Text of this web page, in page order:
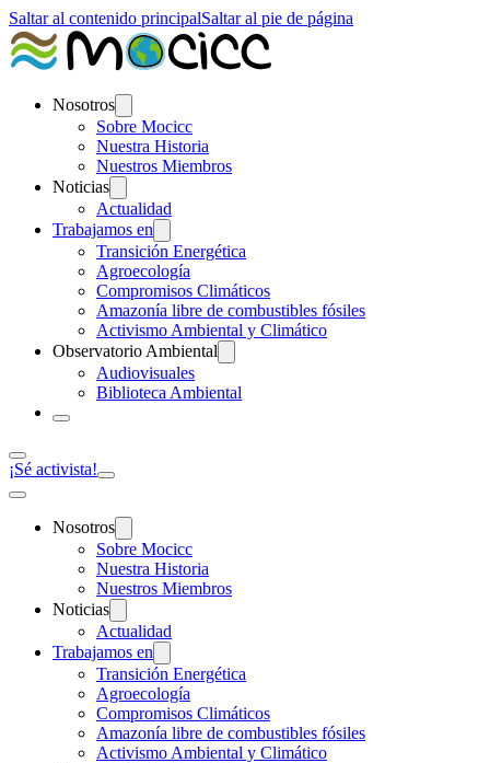
Saltar al contenido principalSaltar al pie de página
Nosotros
Sobre Mocicc
Nuestra Historia
Nuestros Miembros
Noticias
Actualidad
Trabajamos en
Transición Energética
Agroecología
Compromisos Climáticos
Amazonía libre de combustibles fósiles
Activismo Ambiental y Climático
Observatorio Ambiental
Audiovisuales
Biblioteca Ambiental
¡Sé activista!
Nosotros
Sobre Mocicc
Nuestra Historia
Nuestros Miembros
Noticias
Actualidad
Trabajamos en
Transición Energética
Agroecología
Compromisos Climáticos
Amazonía libre de combustibles fósiles
Activismo Ambiental y Climático